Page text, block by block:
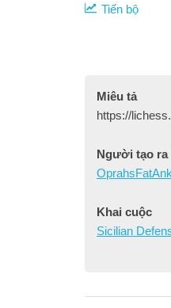
Tiến bộ
Miêu tả
https://
Người tạo ra
Khai cuộc
Sicilian